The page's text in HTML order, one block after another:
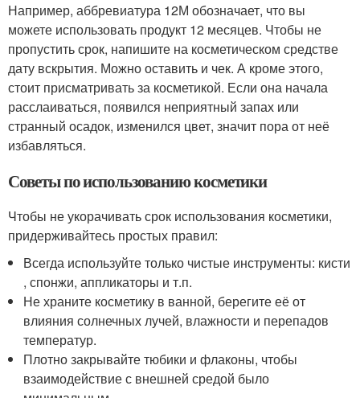
Например, аббревиатура 12М обозначает, что вы
можете использовать продукт 12 месяцев. Чтобы не
пропустить срок, напишите на косметическом средстве
дату вскрытия. Можно оставить и чек. А кроме этого,
стоит присматривать за косметикой. Если она начала
расслаиваться, появился неприятный запах или
странный осадок, изменился цвет, значит пора от неё
избавляться.
Советы по использованию косметики
Чтобы не укорачивать срок использования косметики,
придерживайтесь простых правил:
Всегда используйте только чистые инструменты: кисти
, спонжи, аппликаторы и т.п.
Не храните косметику в ванной, берегите её от
влияния солнечных лучей, влажности и перепадов
температур.
Плотно закрывайте тюбики и флаконы, чтобы
взаимодействие с внешней средой было